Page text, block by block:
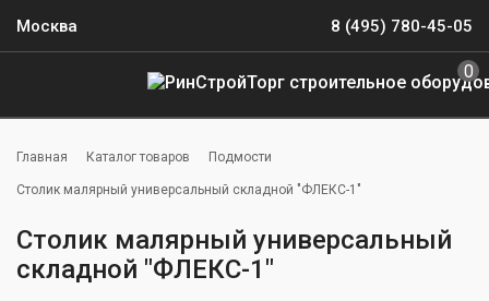
Москва 8 (495) 780-45-05
0
Главная Каталог товаров Подмости
Столик малярный универсальный складной "ФЛЕКС-1"
Столик малярный универсальный
складной "ФЛЕКС-1"